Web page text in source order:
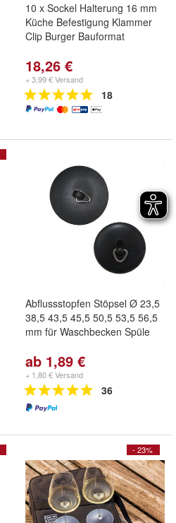
10 x Sockel Halterung 16 mm
Küche Befestigung Klammer
Clip Burger Bauformat
18,26 €
+ 3,99 € Versand
18
Abflussstopfen Stöpsel Ø 23,5
38,5 43,5 45,5 50,5 53,5 56,5
mm für Waschbecken Spüle
ab 1,89 €
+ 1,80 € Versand
36
- 23%